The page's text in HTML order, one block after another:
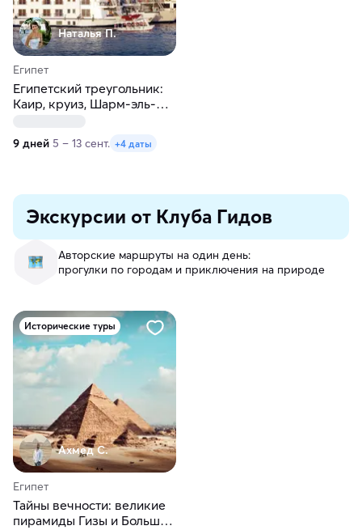
Наталья П.
Египет
Египетский треугольник:
Каир, круиз, Шарм-эль-
9 дней 5 – 13 сент. +4 даты
Экскурсии от Клуба Гидов
Авторские маршруты на один день:
прогулки по городам и приключения на природе
Исторические туры
Ахмед С.
Египет
Тайны вечности: великие
пирамиды Гизы и Большой